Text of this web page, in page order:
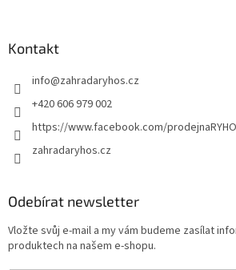
Kontakt
info@zahradaryhos.cz
+420 606 979 002
https://www.facebook.com/
zahradaryhos.cz
Odebírat newsletter
Vložte svůj e-mail a my vám budeme zasílat
produktech na našem e-shopu.